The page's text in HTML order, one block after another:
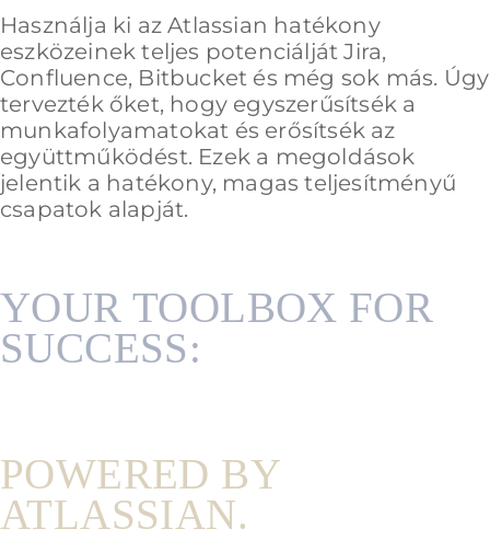
Használja ki az Atlassian hatékony
eszközeinek teljes potenciálját Jira,
Confluence, Bitbucket és még sok más. Úgy
tervezték őket, hogy egyszerűsítsék a
munkafolyamatokat és erősítsék az
együttműködést. Ezek a megoldások
jelentik a hatékony, magas teljesítményű
csapatok alapját.
YOUR TOOLBOX FOR
SUCCESS:
POWERED BY
ATLASSIAN.